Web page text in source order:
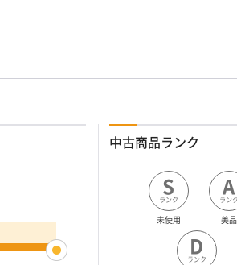
中古商品ランク
S
ランク
未使用
A
ランク
美品
D
ランク